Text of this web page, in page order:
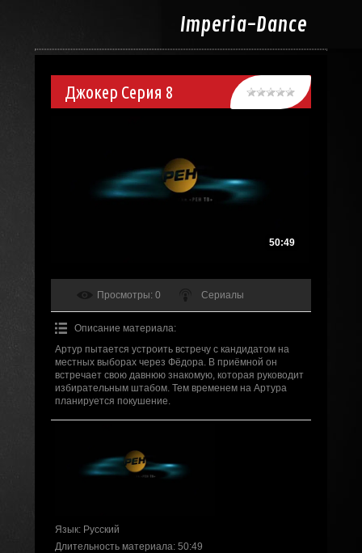
Imperia-Dance
Джокер Серия 8
50:49
Просмотры: 0 Сериалы
Описание материала:
Артур пытается устроить встречу с кандидатом на
местных выборах через Фёдора. В приёмной он
встречает свою давнюю знакомую, которая руководит
избирательным штабом. Тем временем на Артура
планируется покушение.
Язык: Русский
Длительность материала: 50:49